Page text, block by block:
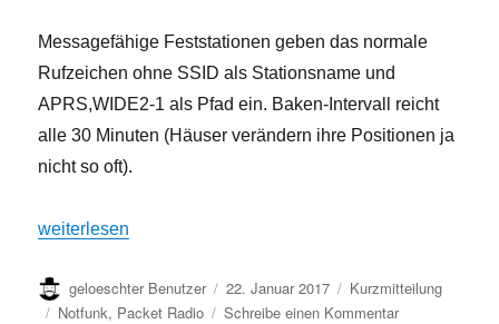
ABGESCHLOSSEN
Messagefähige Feststationen geben das normale
Rufzeichen ohne SSID als Stationsname und
APRS,WIDE2-1 als Pfad ein. Baken-Intervall reicht
alle 30 Minuten (Häuser verändern ihre Positionen ja
nicht so oft).
„Das kleine APRS 1×1:“
weiterlesen
Autor
geloeschter Benutzer
Veröffentlicht
am
22. Januar 2017 Format
Kurzmitteilung
Kategorien
Notfunk, Packet Radio Schreibe einen Kommentarzu